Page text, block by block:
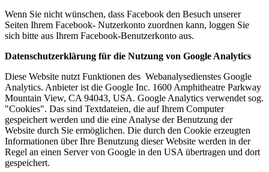
Wenn Sie nicht wünschen, dass Facebook den Besuch unserer
Seiten Ihrem Facebook- Nutzerkonto zuordnen kann, loggen Sie
sich bitte aus Ihrem Facebook-Benutzerkonto aus.
Datenschutzerklärung für die Nutzung von Google Analytics
Diese Website nutzt Funktionen des Webanalysedienstes Google
Analytics. Anbieter ist die Google Inc. 1600 Amphitheatre Parkway
Mountain View, CA 94043, USA. Google Analytics verwendet sog.
"Cookies". Das sind Textdateien, die auf Ihrem Computer
gespeichert werden und die eine Analyse der Benutzung der
Website durch Sie ermöglichen. Die durch den Cookie erzeugten
Informationen über Ihre Benutzung dieser Website werden in der
Regel an einen Server von Google in den USA übertragen und dort
gespeichert.